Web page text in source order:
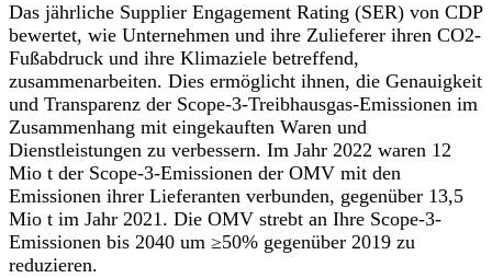
Das jährliche Supplier Engagement Rating (SER) von CDP
bewertet, wie Unternehmen und ihre Zulieferer ihren CO2-
Fußabdruck und ihre Klimaziele betreffend,
zusammenarbeiten. Dies ermöglicht ihnen, die Genauigkeit
und Transparenz der Scope-3-Treibhausgas-Emissionen im
Zusammenhang mit eingekauften Waren und
Dienstleistungen zu verbessern. Im Jahr 2022 waren 12
Mio t der Scope-3-Emissionen der OMV mit den
Emissionen ihrer Lieferanten verbunden, gegenüber 13,5
Mio t im Jahr 2021. Die OMV strebt an Ihre Scope-3-
Emissionen bis 2040 um ≥50% gegenüber 2019 zu
reduzieren.